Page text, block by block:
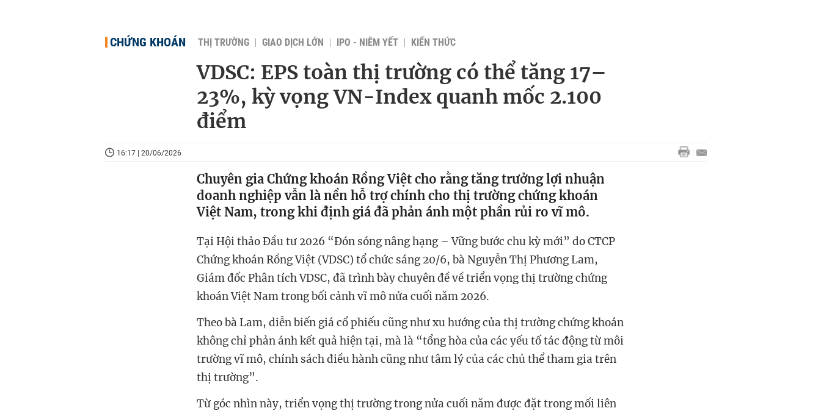
CHỨNG KHOÁN THỊ TRƯỜNG GIAO DỊCH LỚN IPO - NIÊM YẾT KIẾN THỨC
VDSC: EPS toàn thị trường có thể tăng 17–
23%, kỳ vọng VN-Index quanh mốc 2.100
điểm
16:17 | 20/06/2026
Chuyên gia Chứng khoán Rồng Việt cho rằng tăng trưởng lợi nhuận
doanh nghiệp vẫn là nền hỗ trợ chính cho thị trường chứng khoán
Việt Nam, trong khi định giá đã phản ánh một phần rủi ro vĩ mô.
Tại Hội thảo Đầu tư 2026 “Đón sóng nâng hạng – Vững bước chu kỳ mới” do CTCP
Chứng khoán Rồng Việt (VDSC) tổ chức sáng 20/6, bà Nguyễn Thị Phương Lam,
Giám đốc Phân tích VDSC, đã trình bày chuyên đề về triển vọng thị trường chứng
khoán Việt Nam trong bối cảnh vĩ mô nửa cuối năm 2026.
Theo bà Lam, diễn biến giá cổ phiếu cũng như xu hướng của thị trường chứng khoán
không chỉ phản ánh kết quả hiện tại, mà là “tổng hòa của các yếu tố tác động từ môi
trường vĩ mô, chính sách điều hành cũng như tâm lý của các chủ thể tham gia trên
thị trường”.
Từ góc nhìn này, triển vọng thị trường trong nửa cuối năm được đặt trong mối liên